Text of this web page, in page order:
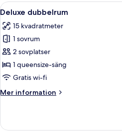
Öppna
alla
foton
för
Deluxe
dubbelrum
29
Deluxe dubbelrum
15 kvadratmeter
1 sovrum
2 sovplatser
1 queensize-säng
Gratis wi-fi
Mer information
Mer
dubbelrum